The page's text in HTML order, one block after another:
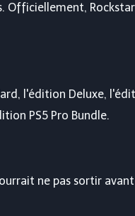
Officiellement,
l'édition Deluxe,
PS5 Pro Bundle.
ne pas sortir